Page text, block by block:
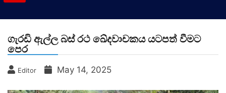
ගැරඩි ඇල්ල බස් රථ ඛේදවාචකය යටපත් වීමට
පෙර
Editor May 14, 2025